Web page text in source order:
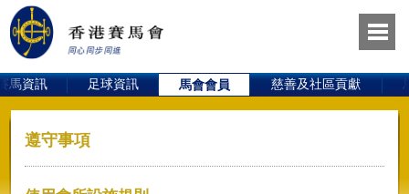
馬資訊 足球資訊 馬會會員 慈善及社區貢獻
遵守事項